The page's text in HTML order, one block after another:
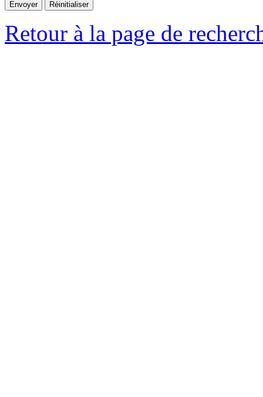
Retour à la page de